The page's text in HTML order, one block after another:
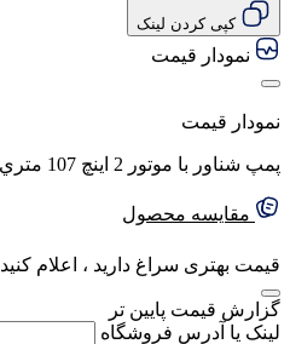
کپی کردن لینک
نمودار قیمت
نمودار قیمت
پمپ شناور با موتور 2 اينچ 107 متري لئو مدل 4SD8/17
مقایسه محصول
قیمت بهتری سراغ دارید ، اعلام کنید
گزارش قیمت پایین تر
لینک یا آدرس فروشگاه